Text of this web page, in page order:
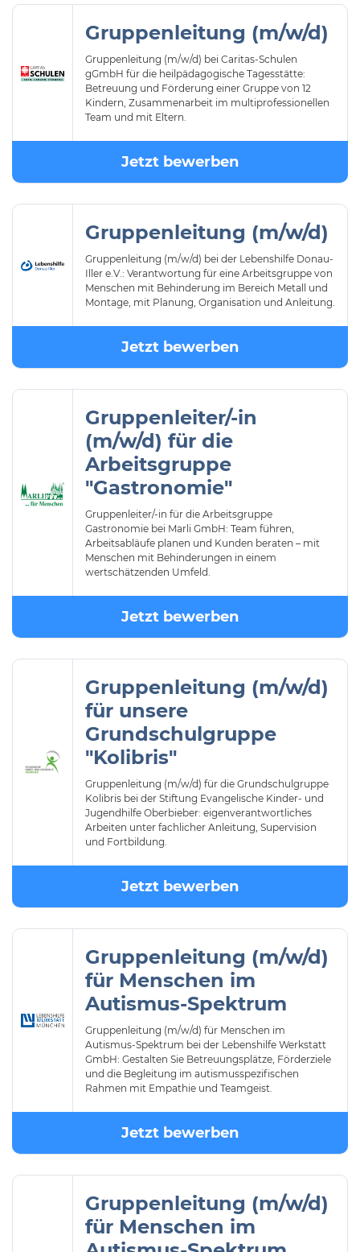
Gruppenleitung (m/w/d)
Gruppenleitung (m/w/d) bei Caritas-Schulen
gGmbH für die heilpädagogische Tagesstätte:
Betreuung und Förderung einer Gruppe von 12
Kindern, Zusammenarbeit im multiprofessionellen
Team und mit Eltern.
Jetzt bewerben
Gruppenleitung (m/w/d)
Gruppenleitung (m/w/d) bei der Lebenshilfe Donau-
Iller e.V.: Verantwortung für eine Arbeitsgruppe von
Menschen mit Behinderung im Bereich Metall und
Montage, mit Planung, Organisation und Anleitung.
Jetzt bewerben
Gruppenleiter/-in
(m/w/d) für die
Arbeitsgruppe
"Gastronomie"
Gruppenleiter/-in für die Arbeitsgruppe
Gastronomie bei Marli GmbH: Team führen,
Arbeitsabläufe planen und Kunden beraten – mit
Menschen mit Behinderungen in einem
wertschätzenden Umfeld.
Jetzt bewerben
Gruppenleitung (m/w/d)
für unsere
Grundschulgruppe
"Kolibris"
Gruppenleitung (m/w/d) für die Grundschulgruppe
Kolibris bei der Stiftung Evangelische Kinder- und
Jugendhilfe Oberbieber: eigenverantwortliches
Arbeiten unter fachlicher Anleitung, Supervision
und Fortbildung.
Jetzt bewerben
Gruppenleitung (m/w/d)
für Menschen im
Autismus-Spektrum
Gruppenleitung (m/w/d) für Menschen im
Autismus-Spektrum bei der Lebenshilfe Werkstatt
GmbH: Gestalten Sie Betreuungsplätze, Förderziele
und die Begleitung im autismusspezifischen
Rahmen mit Empathie und Teamgeist.
Jetzt bewerben
Gruppenleitung (m/w/d)
für Menschen im